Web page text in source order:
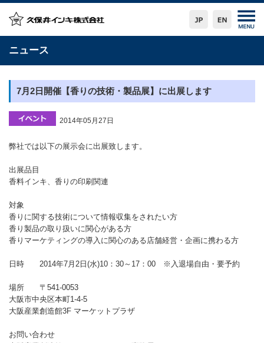
ニュース
7月2日開催【香りの技術・製品展】に出展します
2014年05月27日
弊社では以下の展示会に出展致します。
出展品目
香料インキ、香りの印刷関連
対象
香りに関する技術について情報収集をされたい方
香り製品の取り扱いに関心がある方
香りマーケティングの導入に関心のある店舗経営・企画に携わる方
日時 2014年7月2日(水)10：30～17：00 ※入退場自由・要予約
場所 〒541-0053
大阪市中央区本町1-4-5
大阪産業創造館3F マーケットプラザ
お問い合わせ